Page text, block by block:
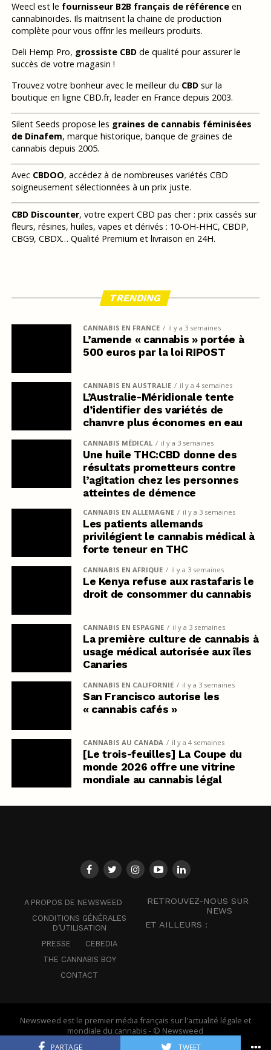
PARTAGE TWEET
Weecl est le fournisseur B2B français de référenceen
cannabinoïdes. Ils maitrisent la chaine de production
complète pour vous offrir les meilleurs produits.
Deli Hemp Pro, grossiste CBDde qualité pour assurer le
succès de votre magasin !
Trouvez votre bonheur avec le meilleur du CBDsur la
boutique en ligne CBD.fr, leader en France depuis 2003.
Silent Seeds propose les graines de cannabis féminisées
de Dinafem, marque historique, banque de graines de
cannabis depuis 2005.
Avec CBDOO, accédez à de nombreuses variétés CBD
soigneusement sélectionnées à un prix juste.
CBD Discounter, votre expert CBD pas cher : prix cassés sur
fleurs, résines, huiles, vapes et dérivés : 10-OH-HHC, CBDP,
CBG9, CBDX… Qualité Premium et livraison en 24H.
TRENDING
CANNABIS EN FRANCE il y a 3 semaines
L’amende « cannabis » portée à
500 euros par la loi RIPOST
CANNABIS EN AUSTRALIE il y a 4 semaines
L’Australie-Méridionale tente
d’identifier des variétés de
chanvre plus économes en eau
CANNABIS MÉDICAL il y a 3 semaines
Une huile THC:CBD donne des
résultats prometteurs contre
l’agitation chez les personnes
atteintes de démence
CANNABIS EN ALLEMAGNE il y a 3 semaines
Les patients allemands
privilégient le cannabis médical à
forte teneur en THC
CANNABIS EN AFRIQUE il y a 3 semaines
Le Kenya refuse aux rastafaris le
droit de consommer du cannabis
CANNABIS EN ESPAGNE il y a 3 semaines
La première culture de cannabis à
usage médical autorisée aux îles
Canaries
CANNABIS EN CALIFORNIE il y a 3 semaines
San Francisco autorise les
« cannabis cafés »
CANNABIS AU CANADA il y a 4 semaines
[Le trois-feuilles] La Coupe du
monde 2026 offre une vitrine
mondiale au cannabis légal
A PROPOS DE NEWSWEED
CONDITIONS GÉNÉRALES
D’UTILISATION
PRESSE
CEBEDIA
THE CANNABIS BOY
CONTACT
RETROUVEZ-NOUS SUR
NEWS
ET AILLEURS :
Newsweed est le premier média français sur l'actualité légale et
mondiale du cannabis - © Newsweed